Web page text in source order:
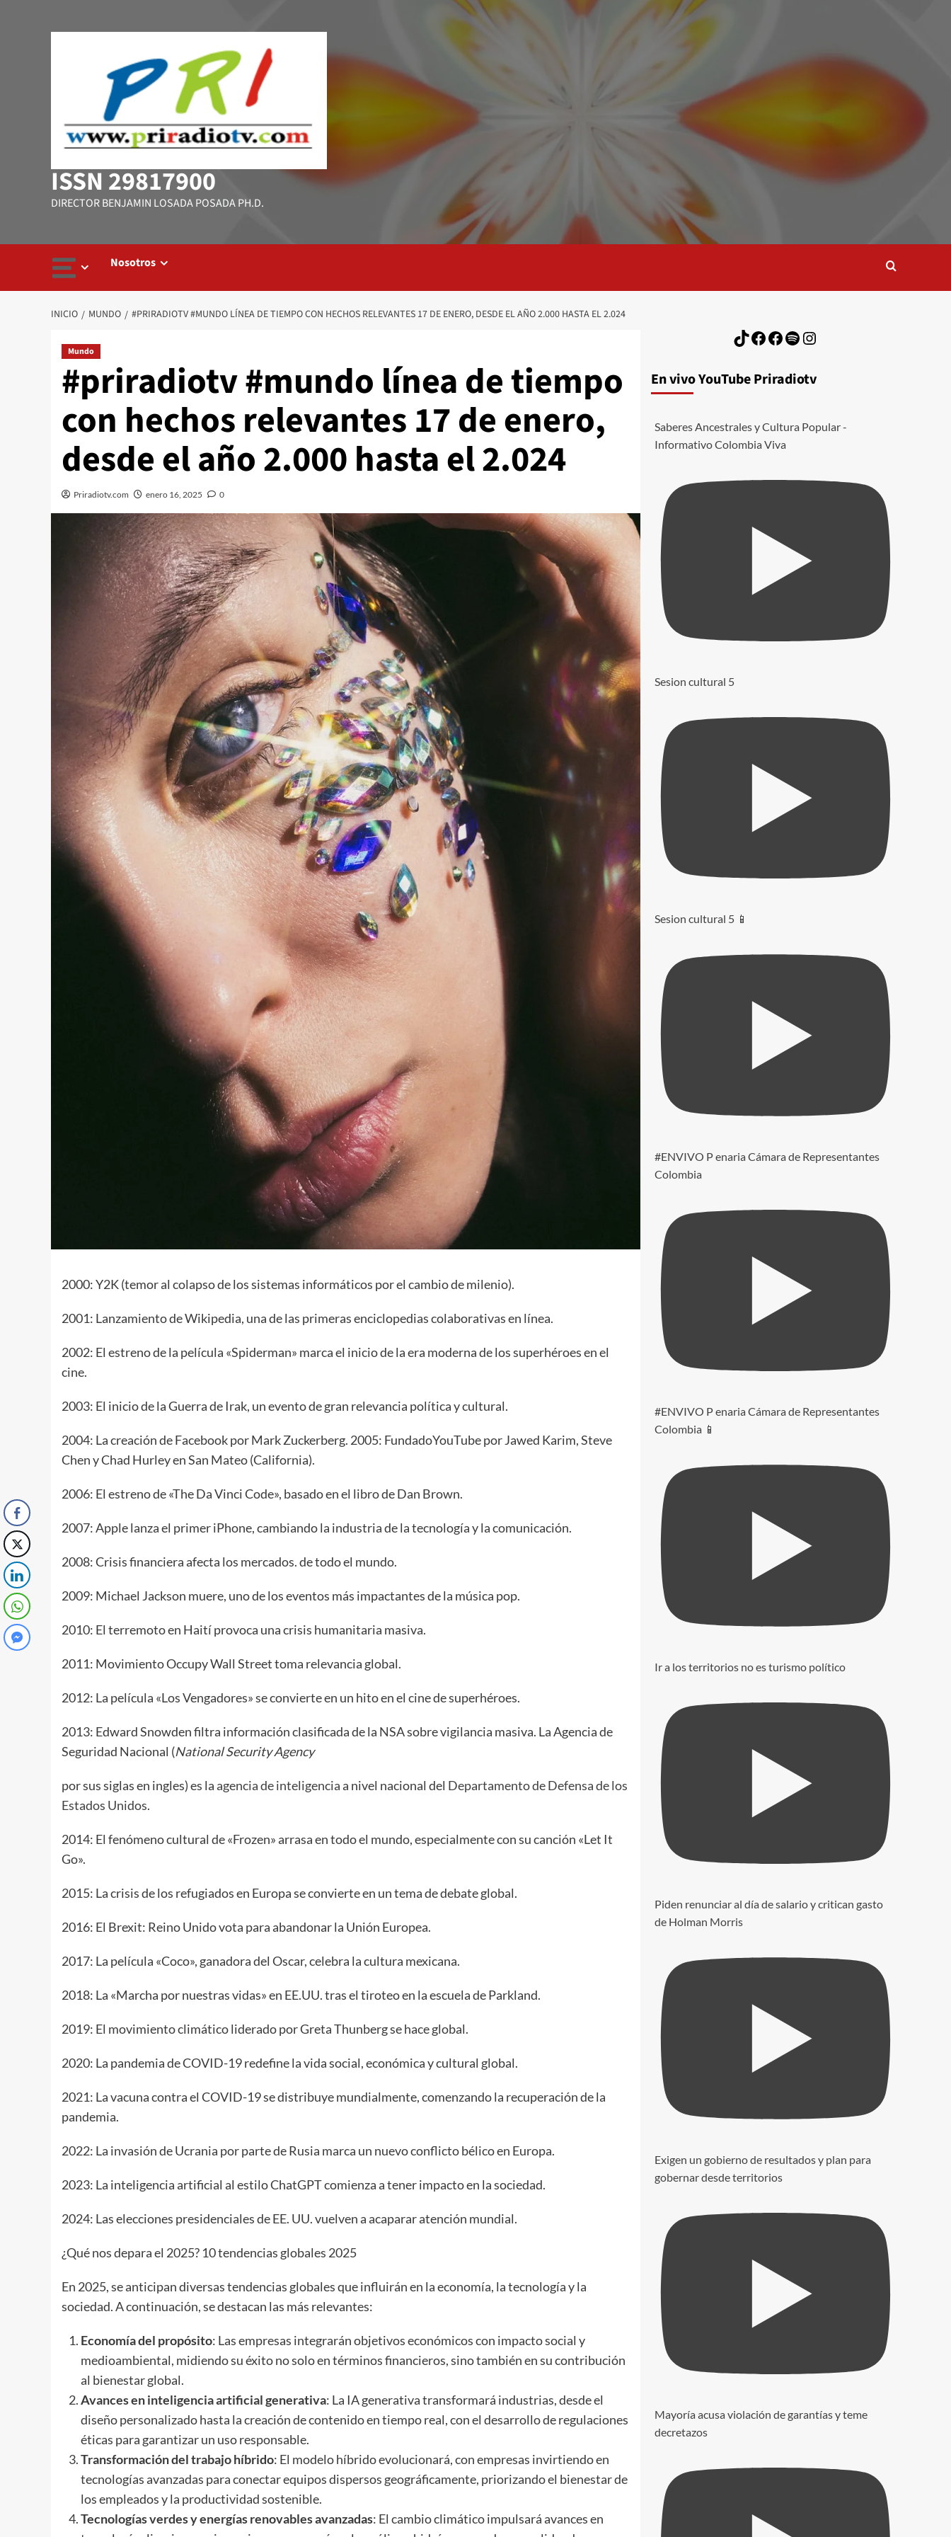
ISSN 29817900
DIRECTOR BENJAMIN LOSADA POSADA PH.D.
Nosotros
INICIO MUNDO #PRIRADIOTV #MUNDO LÍNEA DE TIEMPO CON HECHOS RELEVANTES 17 DE ENERO, DESDE EL AÑO 2.000 HASTA EL 2.024
Mundo
#priradiotv #mundo línea de tiempo
con hechos relevantes 17 de enero,
desde el año 2.000 hasta el 2.024
Priradiotv.com enero 16, 2025 0
2000: Y2K (temor al colapso de los sistemas informáticos por el cambio de milenio).
2001: Lanzamiento de Wikipedia, una de las primeras enciclopedias colaborativas en línea.
2002: El estreno de la película «Spiderman» marca el inicio de la era moderna de los superhéroes en el
cine.
2003: El inicio de la Guerra de Irak, un evento de gran relevancia política y cultural.
2004: La creación de Facebook por Mark Zuckerberg. 2005: FundadoYouTubepor Jawed Karim, Steve
Chen y Chad Hurley en San Mateo (California).
2006: El estreno de «The Da Vinci Code», basado en el libro de Dan Brown.
2007: Apple lanza el primer iPhone, cambiando la industria de la tecnología y la comunicación.
2008: Crisis financiera afecta los mercados. de todo el mundo.
2009: Michael Jackson muere, uno de los eventos más impactantes de la música pop.
2010: El terremoto en Haití provoca una crisis humanitaria masiva.
2011: Movimiento Occupy Wall Street toma relevancia global.
2012: La película «Los Vengadores» se convierte en un hito en el cine de superhéroes.
2013: Edward Snowden filtra información clasificada de la NSA sobre vigilancia masiva. La Agencia de
Seguridad Nacional (National Security Agency
por sus siglas en ingles) es la agencia de inteligenciaa nivel nacional del Departamento de Defensa de los
Estados Unidos.
2014: El fenómeno cultural de «Frozen» arrasa en todo el mundo, especialmente con su canción «Let It
Go».
2015: La crisis de los refugiados en Europa se convierte en un tema de debate global.
2016: El Brexit: Reino Unido vota para abandonar la Unión Europea.
2017: La película «Coco», ganadora del Oscar, celebra la cultura mexicana.
2018: La «Marcha por nuestras vidas» en EE.UU. tras el tiroteo en la escuela de Parkland.
2019: El movimiento climático liderado por Greta Thunberg se hace global.
2020: La pandemia de COVID-19 redefine la vida social, económica y cultural global.
2021: La vacuna contra el COVID-19 se distribuye mundialmente, comenzando la recuperación de la
pandemia.
2022: La invasión de Ucrania por parte de Rusia marca un nuevo conflicto bélico en Europa.
2023: La inteligencia artificial al estilo ChatGPT comienza a tener impacto en la sociedad.
2024: Las elecciones presidenciales de EE. UU. vuelven a acaparar atención mundial.
¿Qué nos depara el 2025? 10 tendencias globales 2025
En 2025, se anticipan diversas tendencias globales que influirán en la economía, la tecnología y la
sociedad. A continuación, se destacan las más relevantes:
Economía del propósito: Las empresas integrarán objetivos económicos con impacto social y
medioambiental, midiendo su éxito no solo en términos financieros, sino también en su contribución
al bienestar global.
Avances en inteligencia artificial generativa: La IA generativa transformará industrias, desde el
diseño personalizado hasta la creación de contenido en tiempo real, con el desarrollo de regulaciones
éticas para garantizar un uso responsable.
Transformación del trabajo híbrido: El modelo híbrido evolucionará, con empresas invirtiendo en
tecnologías avanzadas para conectar equipos dispersos geográficamente, priorizando el bienestar de
los empleados y la productividad sostenible.
Tecnologías verdes y energías renovables avanzadas: El cambio climático impulsará avances en
TikTok
Facebook
Facebook
Spotify
Instagram
En vivo YouTube Priradiotv
Saberes Ancestrales y Cultura Popular -
Informativo Colombia Viva
Sesion cultural 5
Sesion cultural 5 📱
#ENVIVO P enaria Cámara de Representantes
Colombia
#ENVIVO P enaria Cámara de Representantes
Colombia 📱
Ir a los territorios no es turismo político
Piden renunciar al día de salario y critican gasto
de Holman Morris
Exigen un gobierno de resultados y plan para
gobernar desde territorios
Mayoría acusa violación de garantías y teme
decretazos